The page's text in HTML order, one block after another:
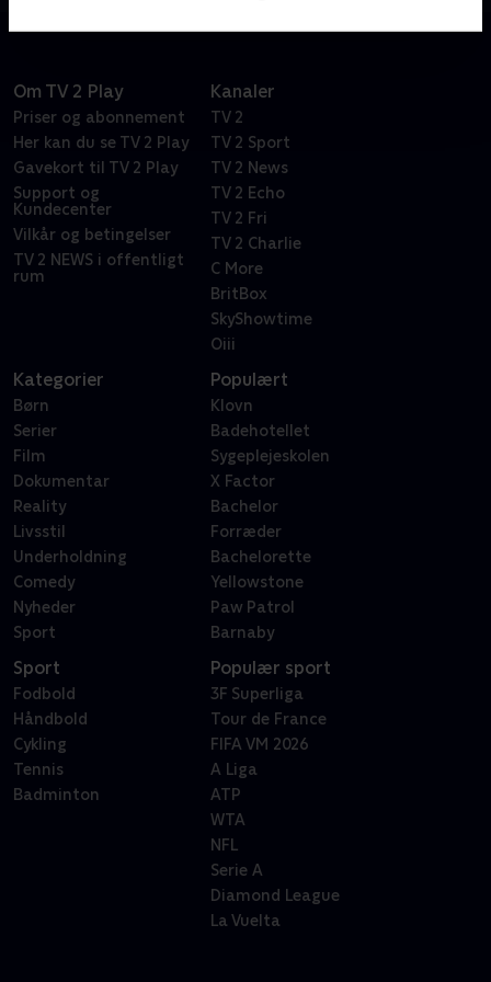
Om TV 2 Play
Priser og abonnement
Her kan du se TV 2 Play
Gavekort til TV 2 Play
Support og
Kundecenter
Vilkår og betingelser
TV 2 NEWS i offentligt
rum
Kanaler
TV 2
TV 2 Sport
TV 2 News
TV 2 Echo
TV 2 Fri
TV 2 Charlie
C More
BritBox
SkyShowtime
Oiii
Kategorier
Børn
Serier
Film
Dokumentar
Reality
Livsstil
Underholdning
Comedy
Nyheder
Sport
Populært
Klovn
Badehotellet
Sygeplejeskolen
X Factor
Bachelor
Forræder
Bachelorette
Yellowstone
Paw Patrol
Barnaby
Sport
Fodbold
Håndbold
Cykling
Tennis
Badminton
Populær sport
3F Superliga
Tour de France
FIFA VM 2026
A Liga
ATP
WTA
NFL
Serie A
Diamond League
La Vuelta